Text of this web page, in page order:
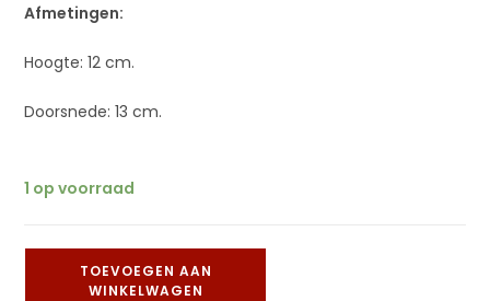
Afmetingen:
Hoogte: 12 cm.
Doorsnede: 13 cm.
1 op voorraad
TOEVOEGEN AAN
WINKELWAGEN